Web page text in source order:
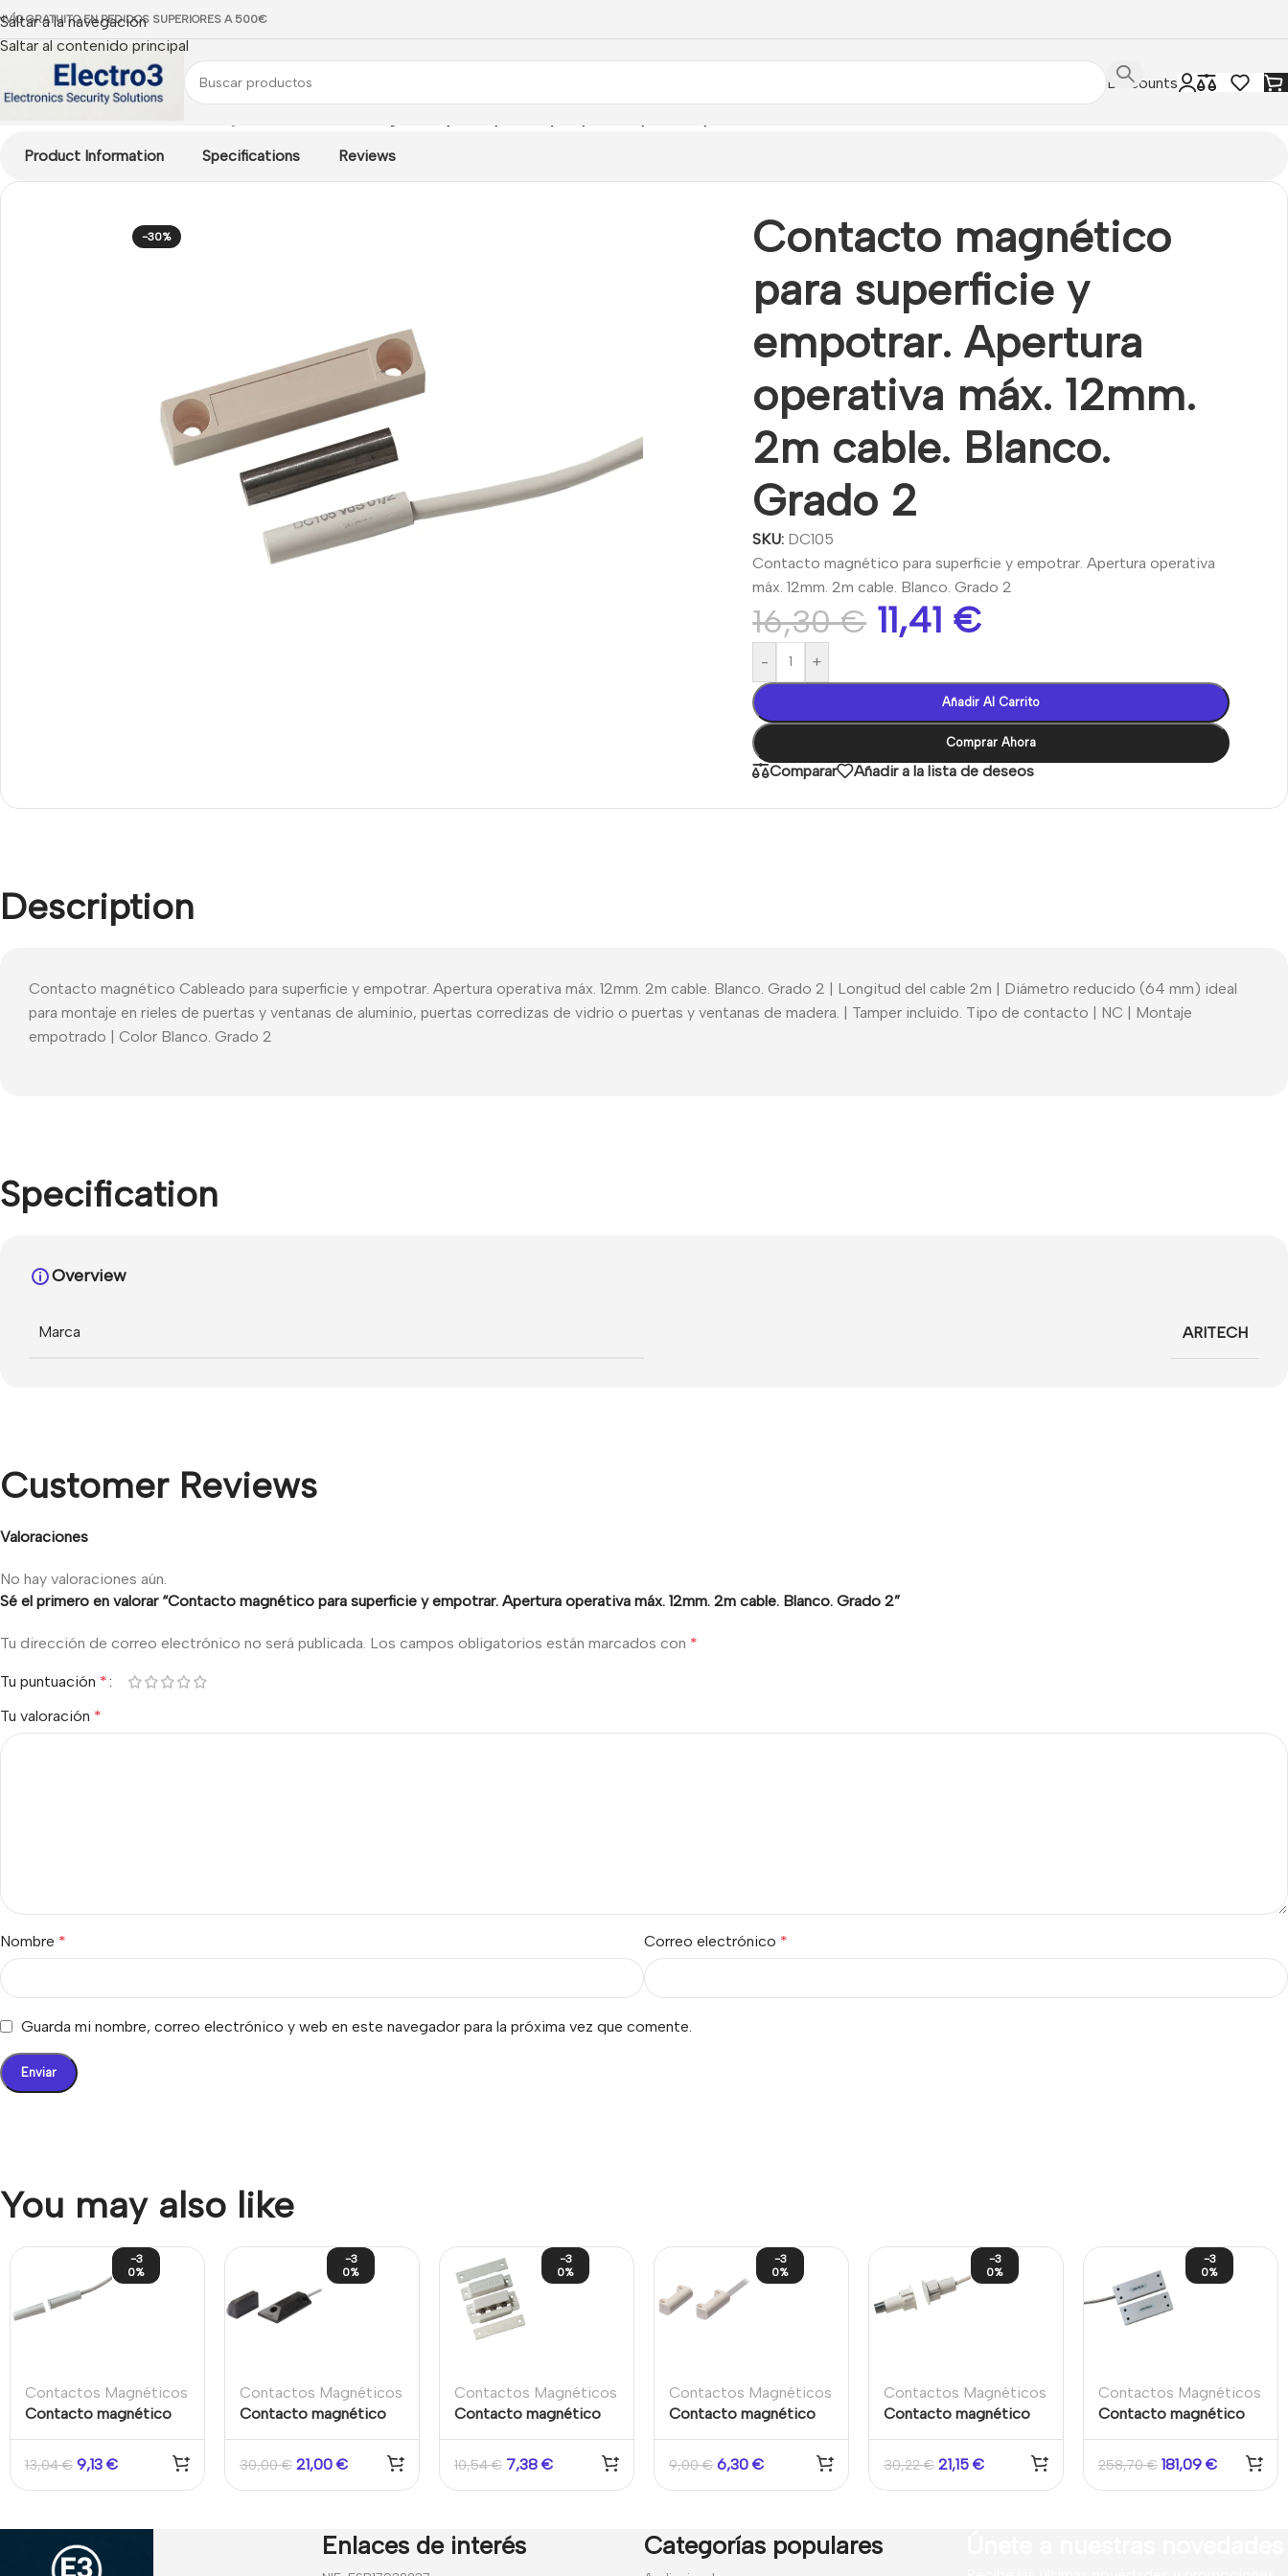
Saltar a la navegación
Saltar al contenido principal
GRATUITO EN PEDIDOS SUPERIORES A 500€
Discounts
Product Information Specifications Reviews
-30%
Contacto magnético
para superficie y
empotrar. Apertura
operativa máx. 12mm.
2m cable. Blanco.
Grado 2
SKU: DC105
Contacto magnético para superficie y empotrar. Apertura operativa
máx. 12mm. 2m cable. Blanco. Grado 2
16,30€ 11,41 €
- +
Añadir Al Carrito
Comprar Ahora
Comparar Añadir a la lista de deseos
Description
Contacto magnético Cableado para superficie y empotrar. Apertura operativa máx. 12mm. 2m cable. Blanco. Grado 2 | Longitud del cable 2m | Diámetro reducido (64 mm) ideal
para montaje en rieles de puertas y ventanas de aluminio, puertas corredizas de vidrio o puertas y ventanas de madera. | Tamper incluido. Tipo de contacto | NC | Montaje
empotrado | Color Blanco. Grado 2
Specification
Overview
Marca ARITECH
Customer Reviews
Valoraciones
No hay valoraciones aún.
Sé el primero en valorar “Contacto magnético para superficie y empotrar. Apertura operativa máx. 12mm. 2m cable. Blanco. Grado 2”
Tu dirección de correo electrónico no será publicada. Los campos obligatorios están marcados con *
Tu puntuación *
Tu valoración *
Nombre * Correo electrónico *
Guarda mi nombre, correo electrónico y web en este navegador para la próxima vez que comente.
You may also like
-3
0%
Contactos Magnéticos
Contacto magnético
Apertura máx. 12 mm.
Cable 2m Aritech
13,04€ 9,13 €
-3
0%
Contactos Magnéticos
Contacto magnético
policarbonato Grado 2
Superficie Persianas
30,00€ 21,00 €
-3
0%
Contactos Magnéticos
Contacto magnético
atornillable Interior
Puertas y Ventanas
10,54€ 7,38 €
-3
0%
Contactos Magnéticos
Contacto magnético
montaje en superficie
con carcasa de PVC
9,00€ 6,30 €
-3
0%
Contactos Magnéticos
Contacto magnético
en puertas Máx. 9mm.
Cable 2m Aritech
30,22€ 21,15 €
-3
0%
Contactos Magnéticos
Contacto magnético
ventanas triple
polarización. Cable
258,70€ 181,09 €
Enlaces de interés Categorías populares